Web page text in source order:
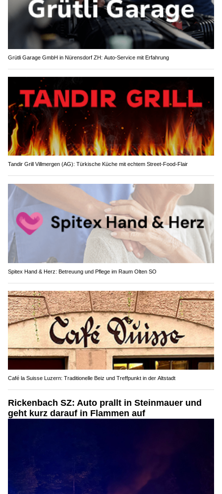
Grütli Garage GmbH in Nürensdorf ZH: Auto-Service mit Erfahrung
Tandir Grill Villmergen (AG): Türkische Küche mit echtem Street-Food-Flair
Spitex Hand & Herz: Betreuung und Pflege im Raum Olten SO
Café la Suisse Luzern: Traditionelle Beiz und Treffpunkt in der Altstadt
Rickenbach SZ: Auto prallt in Steinmauer und
geht kurz darauf in Flammen auf